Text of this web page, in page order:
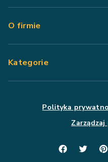
O firmie
Kategorie
Polityka